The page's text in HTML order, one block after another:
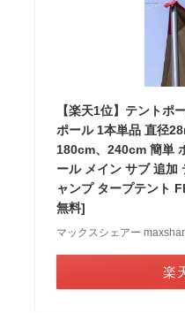
【楽天1位】テントポ
ポール 1本単品 直径
180cm、240cm 簡単
ール メイン サブ 追加
ャンプ タープテント
無料]
マックスシェアー
楽